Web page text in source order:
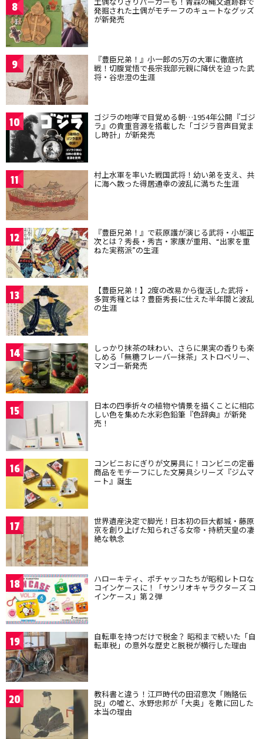
8 発掘された土偶がモチーフのキュートなグッズ
が新発売
9 『豊臣兄弟！』小一郎の5万の大軍に徹底抗
戦！切腹覚悟で長宗我部元親に降伏を迫った武
将・谷忠澄の生涯
10 ゴジラの咆哮で目覚める朝…1954年公開『ゴジ
ラ』の貴重音源を搭載した「ゴジラ音声目覚ま
し時計」が新発売
11 村上水軍を率いた戦国武将！幼い弟を支え、共
に海へ散った得居通幸の波乱に満ちた生涯
12 『豊臣兄弟！』で萩原護が演じる武将・小堀正
次とは？秀長・秀吉・家康が重用、“出家を重
ねた実務派”の生涯
13 【豊臣兄弟！】2度の改易から復活した武将・
多賀秀種とは？豊臣秀長に仕えた半年間と波乱
の生涯
14 しっかり抹茶の味わい、さらに果実の香りも楽
しめる「無糖フレーバー抹茶」ストロベリー、
マンゴー新発売
15 日本の四季折々の植物や情景を描くことに相応
しい色を集めた水彩色鉛筆『色辞典』が新発
売！
16 コンビニおにぎりが文房具に！コンビニの定番
商品をモチーフにした文房具シリーズ『ジムマ
ート』誕生
17 世界遺産決定で脚光！日本初の巨大都城・藤原
京を創り上げた知られざる女帝・持統天皇の凄
絶な執念
18 ハローキティ、ポチャッコたちが昭和レトロな
コインケースに！「サンリオキャラクターズ コ
インケース」第２弾
19 自転車を持つだけで税金？ 昭和まで続いた「自
転車税」の意外な歴史と脱税が横行した理由
20 教科書と違う！江戸時代の田沼意次「賄賂伝
説」の嘘と、水野忠邦が「大奥」を敵に回した
本当の理由